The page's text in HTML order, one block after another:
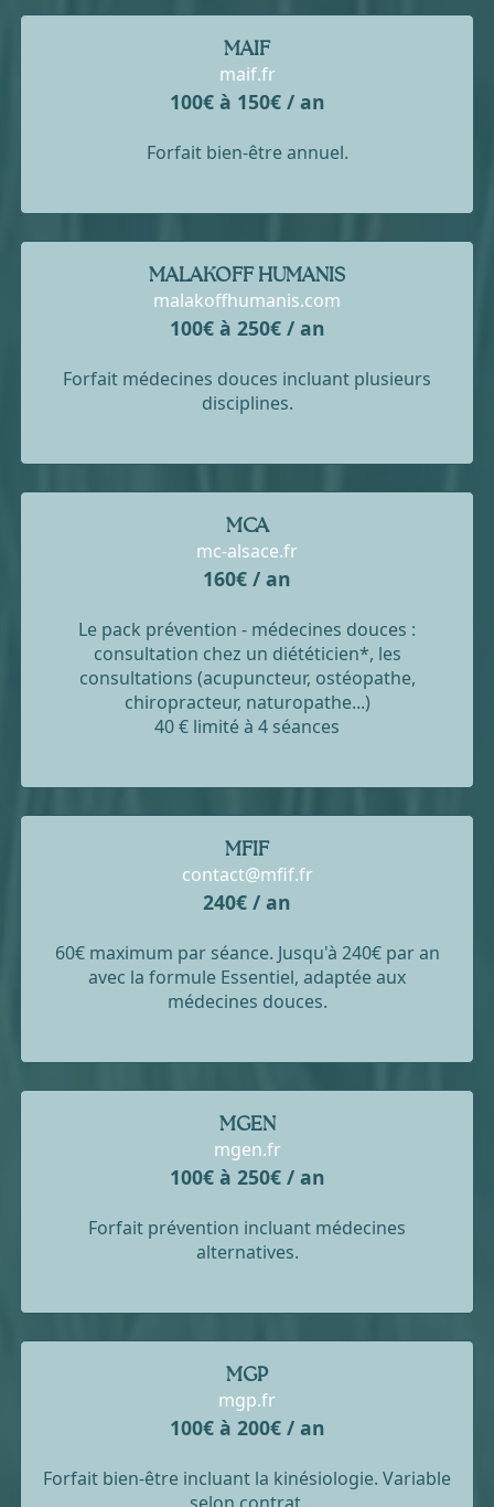
MAIF
maif.fr
100€ à 150€ / an
Forfait bien-être annuel.
MALAKOFF HUMANIS
malakoffhumanis.com
100€ à 250€ / an
Forfait médecines douces incluant plusieurs
disciplines.
MCA
mc-alsace.fr
160€ / an
Le pack prévention - médecines douces :
consultation chez un diététicien*, les
consultations (acupuncteur, ostéopathe,
chiropracteur, naturopathe...)
40 € limité à 4 séances
MFIF
contact@mfif.fr
240€ / an
60€ maximum par séance. Jusqu'à 240€ par an
avec la formule Essentiel, adaptée aux
médecines douces.
MGEN
mgen.fr
100€ à 250€ / an
Forfait prévention incluant médecines
alternatives.
MGP
mgp.fr
100€ à 200€ / an
Forfait bien-être incluant la kinésiologie. Variable